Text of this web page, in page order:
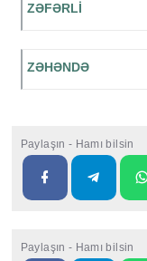
ZƏFƏRLİ
ZƏHƏNDƏ
Paylaşın - Hamı bilsin
Paylaşın - Hamı bilsin